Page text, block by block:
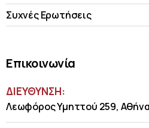
Συχνές Ερωτήσεις
Επικοινωνία
ΔΙΕΥΘΥΝΣΗ:
Λεωφόρος Υμηττού 259,